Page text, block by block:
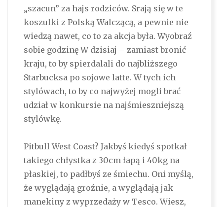
„szacun” za hajs rodziców. Srają się w te
koszulki z Polską Walczącą, a pewnie nie
wiedzą nawet, co to za akcja była. Wyobraź
sobie godzinę W dzisiaj – zamiast bronić
kraju, to by spierdalali do najbliższego
Starbucksa po sojowe latte. W tych ich
stylówach, to by co najwyżej mogli brać
udział w konkursie na najśmieszniejszą
stylówkę.
Pitbull West Coast? Jakbyś kiedyś spotkał
takiego chłystka z 30cm łapą i 40kg na
płaskiej, to padłbyś ze śmiechu. Oni myślą,
że wyglądają groźnie, a wyglądają jak
manekiny z wyprzedaży w Tesco. Wiesz,